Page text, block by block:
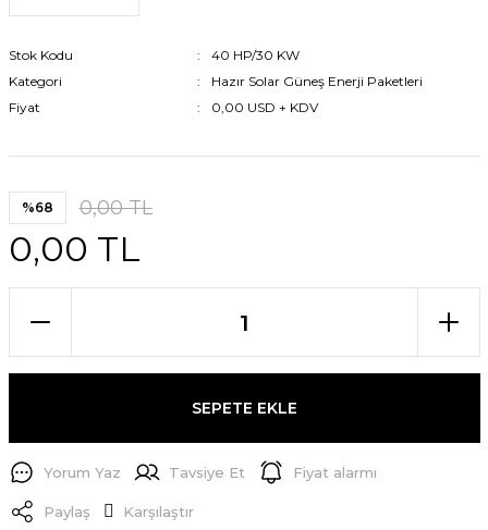
Stok Kodu
40 HP/30 KW
Kategori
Hazır Solar Güneş Enerji Paketleri
Fiyat
0,00 USD + KDV
%68 0,00 TL
0,00 TL
SEPETE EKLE
Yorum Yaz Tavsiye Et Fiyat alarmı
Paylaş Karşılaştır